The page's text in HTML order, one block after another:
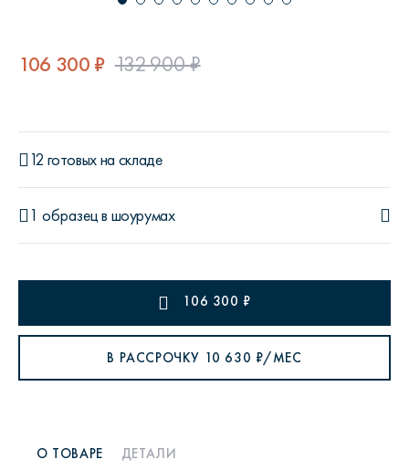
106 300 ₽ 132 900 ₽
12 готовых на складе
1 образецв шоурумах
106 300 ₽
В РАССРОЧКУ 10 630 ₽/МЕС
О ТОВАРЕ ДЕТАЛИ